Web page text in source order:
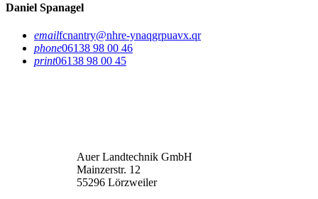
Daniel Spanagel
emailfcnantry@nhre-ynaqgrpuavx.qr
phone06138 98 00 46
print06138 98 00 45
Auer Landtechnik GmbH
Mainzerstr. 12
55296 Lörzweiler